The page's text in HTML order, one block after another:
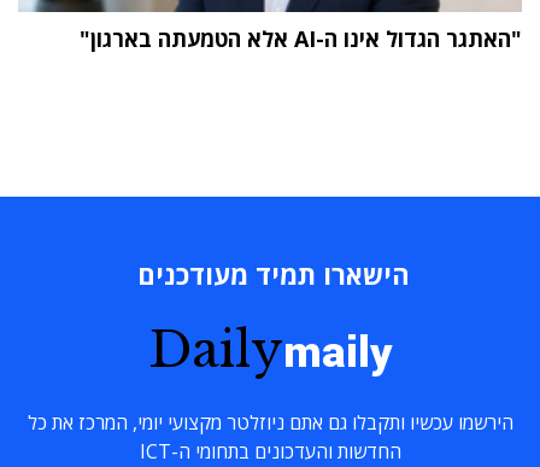
"האתגר הגדול אינו ה-AI אלא הטמעתה בארגון"
הישארו תמיד מעודכנים
Dailymaily
הירשמו עכשיו ותקבלו גם אתם ניוזלטר מקצועי יומי, המרכז את כל
החדשות והעדכונים בתחומי ה-ICT